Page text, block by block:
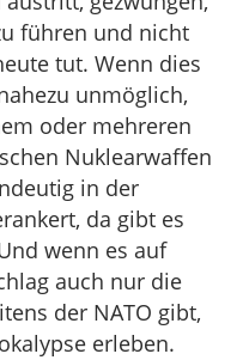
führen und nicht
tut. Wenn dies
unmöglich,
oder mehreren
Nuklearwaffen
in der
da gibt es
wenn es auf
auch nur die
der NATO gibt,
erleben.